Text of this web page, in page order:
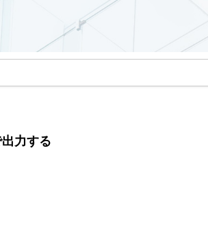
力する